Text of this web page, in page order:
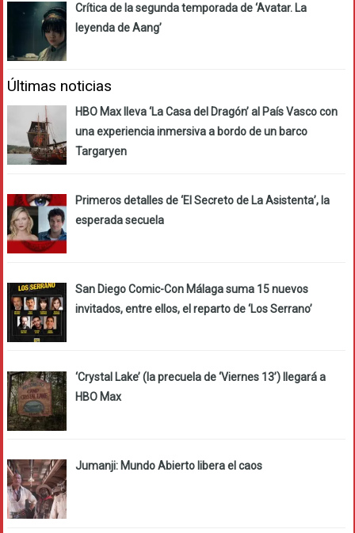
Crítica de la segunda temporada de ‘Avatar. La
leyenda de Aang’
Últimas noticias
HBO Max lleva ‘La Casa del Dragón’ al País Vasco con
una experiencia inmersiva a bordo de un barco
Targaryen
Primeros detalles de ‘El Secreto de La Asistenta’, la
esperada secuela
San Diego Comic-Con Málaga suma 15 nuevos
invitados, entre ellos, el reparto de ‘Los Serrano’
‘Crystal Lake’ (la precuela de ‘Viernes 13’) llegará a
HBO Max
Jumanji: Mundo Abierto libera el caos